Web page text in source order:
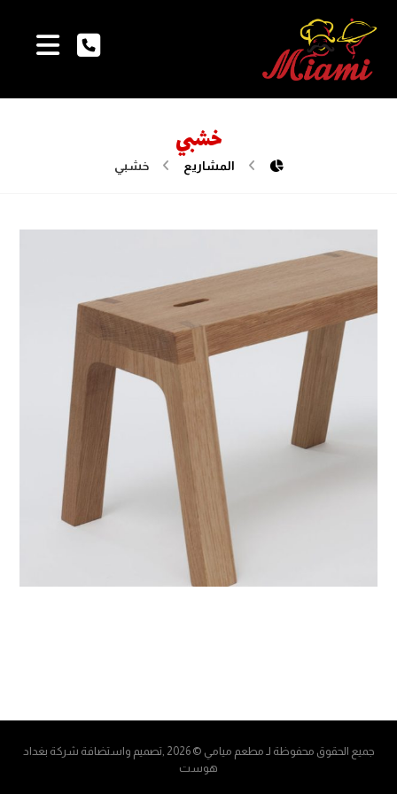
خشبي
المشاريع خشبي
جميع الحقوق محفوظة لـ مطعم ميامي © 2026 ,تصميم واستضافة شركة
بغداد
هوست